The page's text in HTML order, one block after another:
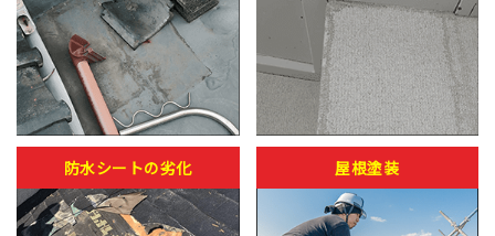
防水シートの劣化 屋根塗装